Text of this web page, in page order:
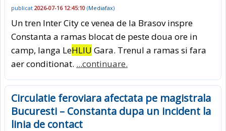
publicat 2026-07-16 12:45:10 (Mediafax)
Un tren Inter City ce venea de la Brasov inspre
Constanta a ramas blocat de peste doua ore in
camp, langa LeHLIU Gara. Trenul a ramas si fara
aer conditionat. ...continuare.
Circulatie feroviara afectata pe magistrala
Bucuresti – Constanta dupa un incident la
linia de contact